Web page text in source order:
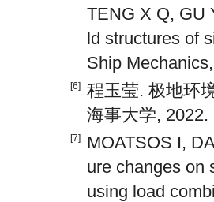
TENG X Q, GU
ld structures of
Ship
[6]
程玉莹. 极地环
海事大学, 2022.
[7]
MOATSOS I,
ure changes on
using load